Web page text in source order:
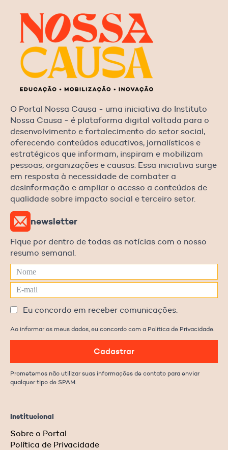
O Portal Nossa Causa - uma iniciativa do Instituto
Nossa Causa - é plataforma digital voltada para o
desenvolvimento e fortalecimento do setor social,
oferecendo conteúdos educativos, jornalísticos e
estratégicos que informam, inspiram e mobilizam
pessoas, organizações e causas. Essa iniciativa surge
em resposta à necessidade de combater a
desinformação e ampliar o acesso a conteúdos de
qualidade sobre impacto social e terceiro setor.
Institucional
Sobre o Portal
Política de Privacidade
newsletter
Fique por dentro de todas as notícias com o nosso
resumo semanal.
Eu concordo em receber comunicações.
Ao informar os meus dados, eu concordo com a Política de Privacidade.
Cadastrar
Prometemos não utilizar suas informações de contato para enviar
qualquer tipo de SPAM.